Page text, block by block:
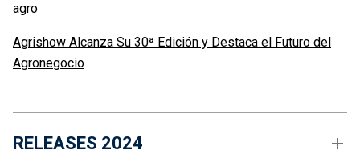
agro
Agrishow Alcanza Su 30ª Edición y Destaca el Futuro del
Agronegocio
RELEASES 2024